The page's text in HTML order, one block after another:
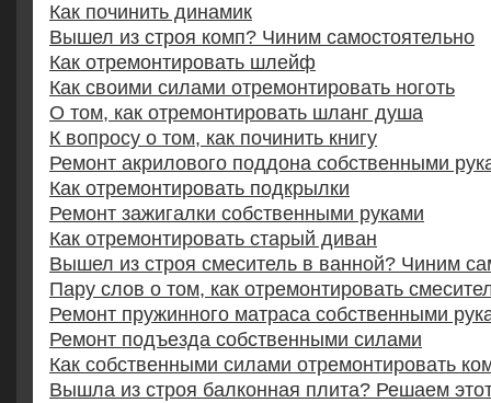
Как починить динамик
Вышел из строя комп? Чиним самостоятельно
Как отремонтировать шлейф
Как своими силами отремонтировать ноготь
О том, как отремонтировать шланг душа
К вопросу о том, как починить книгу
Ремонт акрилового поддона собственными
Как отремонтировать подкрылки
Ремонт зажигалки собственными руками
Как отремонтировать старый диван
Вышел из строя смеситель в ванной? Чиним
Пару слов о том, как отремонтировать
Ремонт пружинного матраса собственными
Ремонт подъезда собственными силами
Как собственными силами отремонтировать
Вышла из строя балконная плита? Решаем